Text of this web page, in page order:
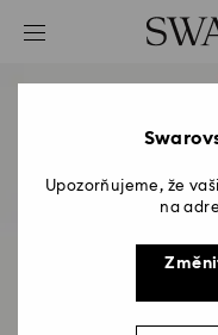
Seznam přístupových
Upozorňujeme, že
na